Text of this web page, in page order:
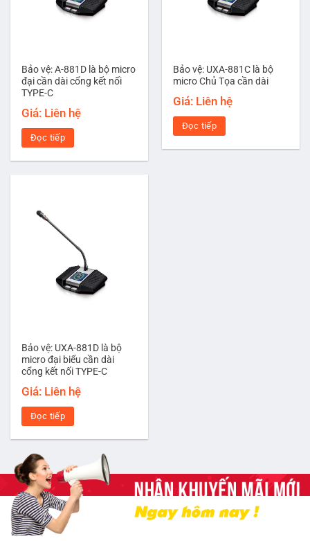
Bảo vệ: A-881D là bộ micro
đại cần dài cổng kết nối
TYPE-C
Giá: Liên hệ
Đọc tiếp
Bảo vệ: UXA-881C là bộ
micro Chủ Tọa cần dài
Giá: Liên hệ
Đọc tiếp
Bảo vệ: UXA-881D là bộ
micro đại biểu cần dài
cổng kết nối TYPE-C
Giá: Liên hệ
Đọc tiếp